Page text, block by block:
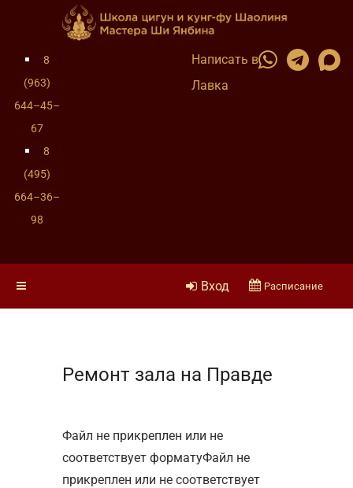
8
(963)
644–45–
67
8
(495)
664–36–
98
Написать в
Лавка
Вход Расписание
Ремонт зала на Правде
Файл не прикреплен или не
соответствует форматуФайл не
прикреплен или не соответствует